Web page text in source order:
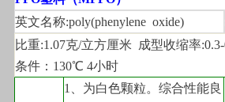
英文名称:poly(phenylene  oxide)
比重:1.07克/立方厘米  成型收缩率
条件：130℃ 4小时
1
、为白色颗粒。综合性能良